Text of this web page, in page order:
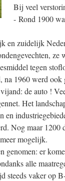
Bij veel
- Rond 1900
en zuidelijk
tegen
na 1960 werd
de auto !
Het
en
Nog maar
mogelijk.
genomen: er
alle
steeds vaker op